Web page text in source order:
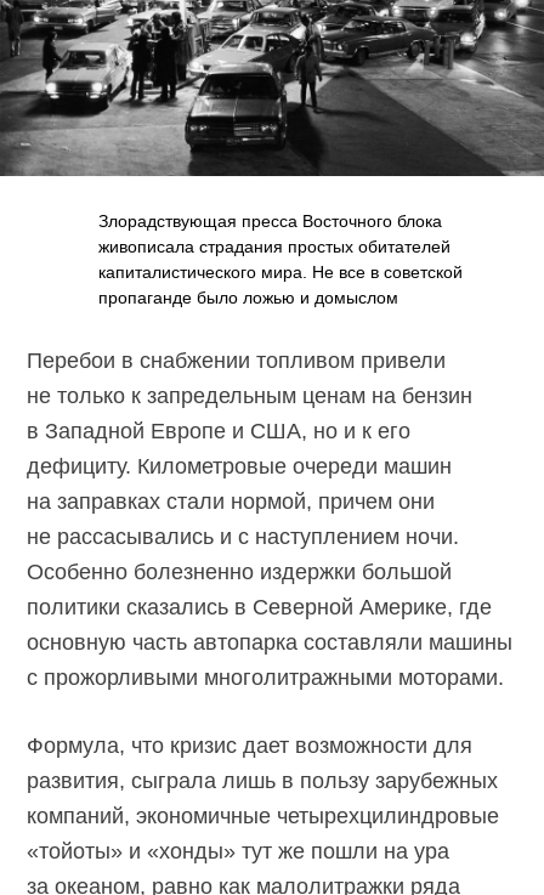
Злорадствующая пресса Восточного блока
живописала страдания простых обитателей
капиталистического мира. Не все в советской
пропаганде было ложью и домыслом
Перебои в снабжении топливом привели
не только к запредельным ценам на бензин
в Западной Европе и США, но и к его
дефициту. Километровые очереди машин
на заправках стали нормой, причем они
не рассасывались и с наступлением ночи.
Особенно болезненно издержки большой
политики сказались в Северной Америке, где
основную часть автопарка составляли машины
с прожорливыми многолитражными моторами.
Формула, что кризис дает возможности для
развития, сыграла лишь в пользу зарубежных
компаний, экономичные четырехцилиндровые
«тойоты» и «хонды» тут же пошли на ура
за океаном, равно как малолитражки ряда